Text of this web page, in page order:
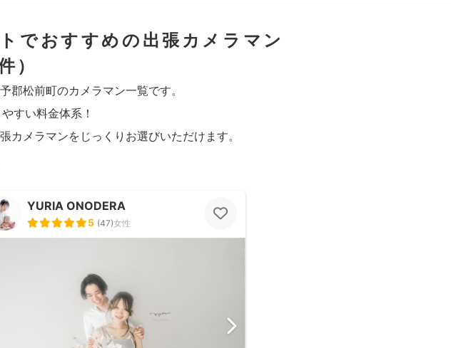
でおすすめの出張カメラマン
）
郡松前町のカメラマン一覧です。
すい料金体系！
メラマンをじっくりお選びいただけます。
YURIA ONODERA
5 (47)女性